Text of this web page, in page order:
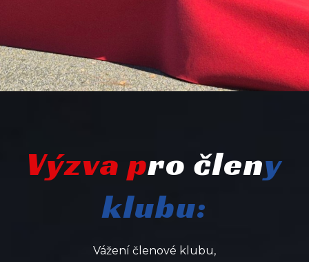
Výzva pro členy
klubu:
Vážení členové klubu,